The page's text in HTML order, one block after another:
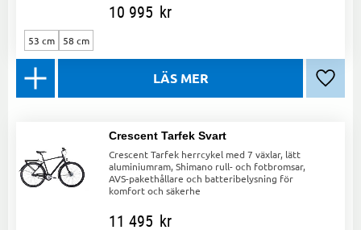
10 995 kr
Lägg
53 cm 58 cm
Crescent Tarfek Svart
Crescent Tarfek herrcykel med 7 växlar, lätt
aluminiumram, Shimano rull- och fotbromsar,
AVS-pakethållare och batteribelysning för
komfort och säkerhe
11 495 kr